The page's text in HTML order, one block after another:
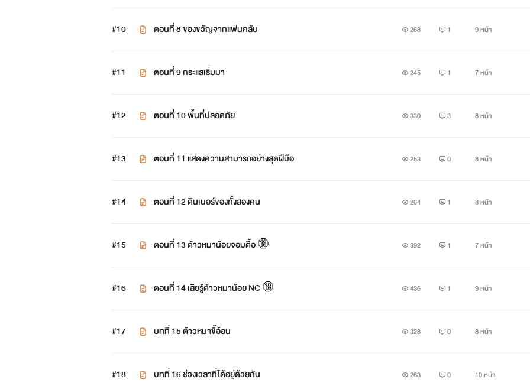
#10 ตอนที่ 8 ของขวัญจากแฟนคลับ 268 1 9 หน้า
#11 ตอนที่ 9 กระแสเริ่มมา 245 1 7 หน้า
#12 ตอนที่ 10 พื้นที่ปลอดภัย 330 3 8 หน้า
#13 ตอนที่ 11 แสดงความสามารถอย่างสุดฝีมือ 253 0 8 หน้า
#14 ตอนที่ 12 ดินเนอร์ของทั้งสองคน 264 1 8 หน้า
#15 ตอนที่ 13 ต้าวหมาน้อยจอมตื้อ 🔞 392 1 7 หน้า
#16 ตอนที่ 14 เสียรู้ต้าวหมาน้อย NC 🔞 436 1 9 หน้า
#17 บทที่ 15 ต้าวหมาขี้อ้อน 328 0 8 หน้า
#18 บทที่ 16 ช่วงเวลาที่ได้อยู่ด้วยกัน 263 0 10 หน้า